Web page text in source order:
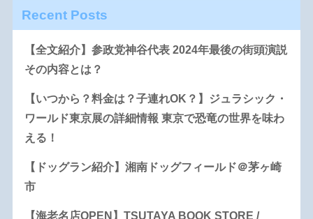
Recent Posts
【全文紹介】参政党神谷代表 2024年最後の街頭演説
その内容とは？
【いつから？料金は？子連れOK？】ジュラシック・
ワールド東京展の詳細情報 東京で恐竜の世界を味わ
える！
【ドッグラン紹介】湘南ドッグフィールド＠茅ヶ崎
市
【海老名店OPEN】TSUTAYA BOOK STORE /